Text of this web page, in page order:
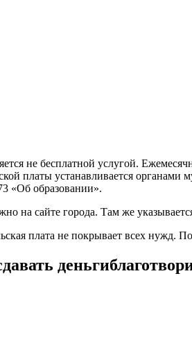
не бесплатной услугой.
платы устанавливается
«Об образовании».
на сайте города. Там же
плата не покрывает всех